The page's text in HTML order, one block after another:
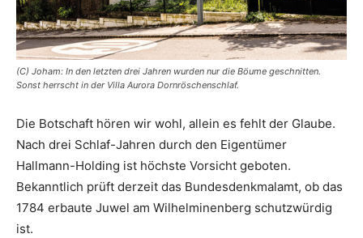
(C) Joham: In den letzten drei Jahren wurden nur die Böume geschnitten.
Sonst herrscht in der Villa Aurora Dornröschenschlaf.
Die Botschaft hören wir wohl, allein es fehlt der Glaube.
Nach drei Schlaf-Jahren durch den Eigentümer
Hallmann-Holding ist höchste Vorsicht geboten.
Bekanntlich prüft derzeit das Bundesdenkmalamt, ob das
1784 erbaute Juwel am Wilhelminenberg schutz­würdig
ist.